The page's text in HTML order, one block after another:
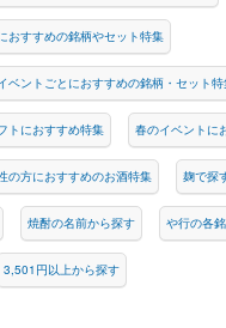
おすすめの銘柄やセット特集
ベントごとにおすすめの銘柄・セット
トにおすすめ特集 春のイベントに
の方におすすめのお酒特集 麹で探
焼酎の名前から探す や行の各
3,501円以上から探す